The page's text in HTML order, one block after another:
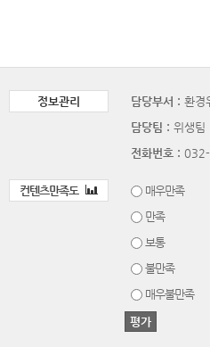
정보관리 담당부서 : 환경
담당팀 : 위생팀
전화번호 :
컨텐츠만족도
매우만족
만족
보통
불만족
매우불만족